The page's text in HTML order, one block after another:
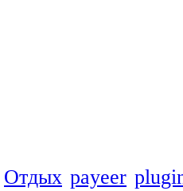
Oтдых payeer